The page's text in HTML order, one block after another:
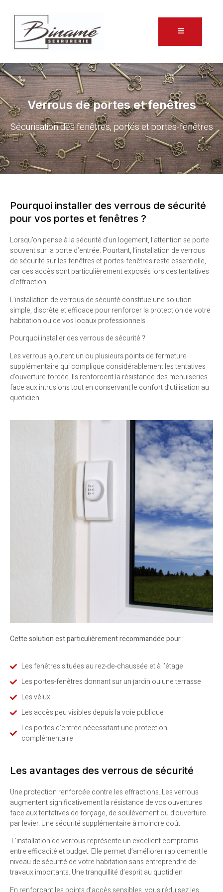
Verrous de portes et fenêtres
Sécurisation des fenêtres, portes et portes-fenêtres
Pourquoi installer des verrous de sécurité
pour vos portes et fenêtres ?
Lorsqu’on pense à la sécurité d’un logement, l’attention se porte
souvent sur la porte d’entrée. Pourtant, l’installation de verrous
de sécurité sur les fenêtres et portes-fenêtres reste essentielle,
car ces accès sont particulièrement exposés lors des tentatives
d’effraction.
L’installation de verrous de sécurité constitue une solution
simple, discrète et efficace pour renforcer la protection de votre
habitation ou de vos locaux professionnels.
Pourquoi installer des verrous de sécurité ?
Les verrous ajoutent un ou plusieurs points de fermeture
supplémentaire qui complique considérablement les tentatives
d’ouverture forcée. Ils renforcent la résistance des menuiseries
face aux intrusions tout en conservant le confort d’utilisation au
quotidien.
Cette solution est particulièrement recommandée pour :
Les fenêtres situées au rez-de-chaussée et à l’étage
Les portes-fenêtres donnant sur un jardin ou une terrasse
Les vélux
Les accès peu visibles depuis la voie publique
Les portes d’entrée nécessitant une protection
complémentaire
Les avantages des verrous de sécurité
Une protection renforcée contre les effractions. Les verrous
augmentent significativement la résistance de vos ouvertures
face aux tentatives de forçage, de soulèvement ou d’ouverture
par levier. Une sécurité supplémentaire à moindre coût
L’installation de verrous représente un excellent compromis
entre efficacité et budget. Elle permet d’améliorer rapidement le
niveau de sécurité de votre habitation sans entreprendre de
travaux importants. Une tranquillité d’esprit au quotidien